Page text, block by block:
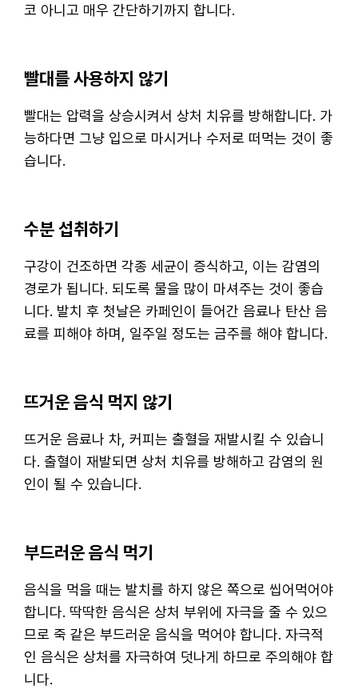
코 아니고 매우 간단하기까지 합니다.
빨대를 사용하지 않기
빨대는 압력을 상승시켜서 상처 치유를 방해합니다. 가
능하다면 그냥 입으로 마시거나 수저로 떠먹는 것이 좋
습니다.
수분 섭취하기
구강이 건조하면 각종 세균이 증식하고, 이는 감염의
경로가 됩니다. 되도록 물을 많이 마셔주는 것이 좋습
니다. 발치 후 첫날은 카페인이 들어간 음료나 탄산 음
료를 피해야 하며, 일주일 정도는 금주를 해야 합니다.
뜨거운 음식 먹지 않기
뜨거운 음료나 차, 커피는 출혈을 재발시킬 수 있습니
다. 출혈이 재발되면 상처 치유를 방해하고 감염의 원
인이 될 수 있습니다.
부드러운 음식 먹기
음식을 먹을 때는 발치를 하지 않은 쪽으로 씹어먹어야
합니다. 딱딱한 음식은 상처 부위에 자극을 줄 수 있으
므로 죽 같은 부드러운 음식을 먹어야 합니다. 자극적
인 음식은 상처를 자극하여 덧나게 하므로 주의해야 합
니다.